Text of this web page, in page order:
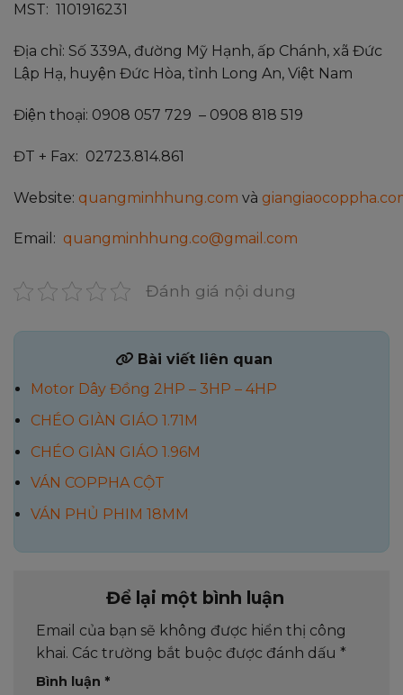
MST: 1101916231
Địa chỉ: Số 339A, đường Mỹ Hạnh, ấp Chánh, xã Đức
Lập Hạ, huyện Đức Hòa, tỉnh Long An, Việt Nam
Điện thoại: 0908 057 729 – 0908 818 519
ĐT + Fax: 02723.814.861
Website: quangminhhung.com và
Email: quangminhhung.co@gmail.com
Đánh giá nội dung
Bài viết liên quan
Motor Dây Đồng 2HP – 3HP – 4HP
CHÉO GIÀN GIÁO 1.71M
CHÉO GIÀN GIÁO 1.96M
VÁN COPPHA CỘT
VÁN PHỦ PHIM 18MM
Để lại một bình luận
Email của bạn sẽ không được hiển thị công
khai. Các trường bắt buộc được đánh dấu *
Bình luận *